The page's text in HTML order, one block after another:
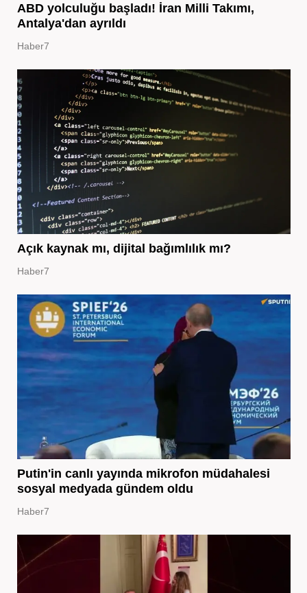
ABD yolculuğu başladı! İran Milli Takımı,
Antalya'dan ayrıldı
Haber7
Açık kaynak mı, dijital bağımlılık mı?
Haber7
Putin'in canlı yayında mikrofon müdahalesi
sosyal medyada gündem oldu
Haber7